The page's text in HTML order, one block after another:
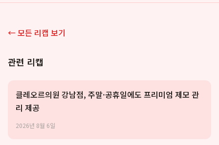
← 모든 리캡 보기
관련 리캡
클레오르의원 강남점, 주말·공휴일에도 프리미엄 제모 관
리 제공
2026년 8월 6일